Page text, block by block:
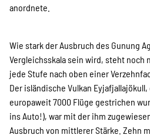
anordnete.
Wie stark der Ausbruch des Gunung
Vergleichsskala sein wird, steht
jede Stufe nach oben einer
Der isländische Vulkan
europaweit 7000 Flüge gestrichen
ins Auto!), war mit der ihm
Ausbruch von mittlerer Stärke. Zehn